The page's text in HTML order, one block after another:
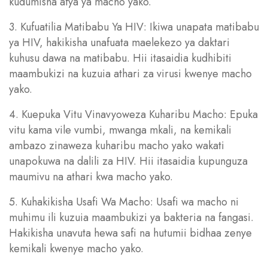
3. Kufuatilia Matibabu Ya HIV: Ikiwa unapata matibabu
ya HIV, hakikisha unafuata maelekezo ya daktari
kuhusu dawa na matibabu. Hii itasaidia kudhibiti
maambukizi na kuzuia athari za virusi kwenye macho
yako.
4. Kuepuka Vitu Vinavyoweza Kuharibu Macho: Epuka
vitu kama vile vumbi, mwanga mkali, na kemikali
ambazo zinaweza kuharibu macho yako wakati
unapokuwa na dalili za HIV. Hii itasaidia kupunguza
maumivu na athari kwa macho yako.
5. Kuhakikisha Usafi Wa Macho: Usafi wa macho ni
muhimu ili kuzuia maambukizi ya bakteria na fangasi.
Hakikisha unavuta hewa safi na hutumii bidhaa zenye
kemikali kwenye macho yako.